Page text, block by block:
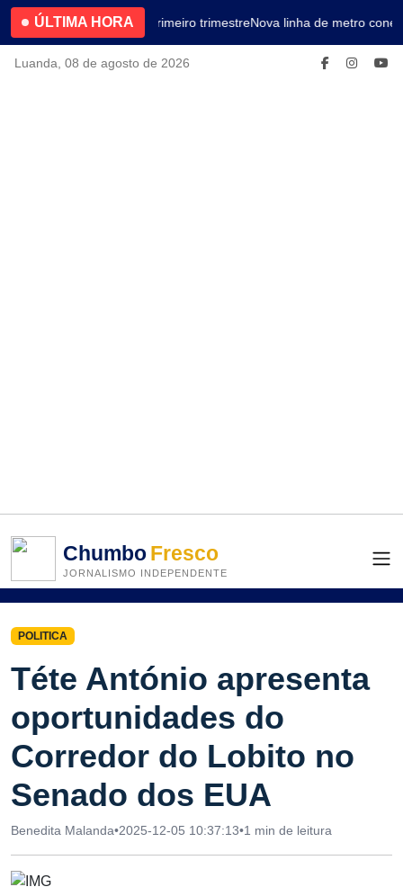
ÚLTIMA HORA4.2% no primeiro trimestreNova linha de metro
Luanda, 08 de agosto de 2026
ChumboFresco
JORNALISMO INDEPENDENTE
POLITICA
Téte António apresenta
oportunidades do
Corredor do Lobito no
Senado dos EUA
Benedita Malanda•2025-12-05 10:37:13•1 min de leitura